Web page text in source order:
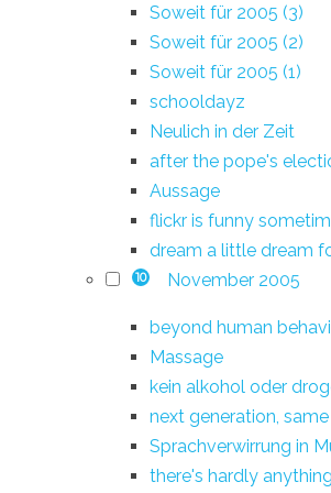
Soweit für 2005 (3)
Soweit für 2005 (2)
Soweit für 2005 (1)
schooldayz
Neulich in der Zeit
after the pope's
Aussage
flickr is funny
dream a little dream
10 November 2005
beyond human
Massage
kein alkohol oder
next generation,
Sprachverwirrung in
there's hardly